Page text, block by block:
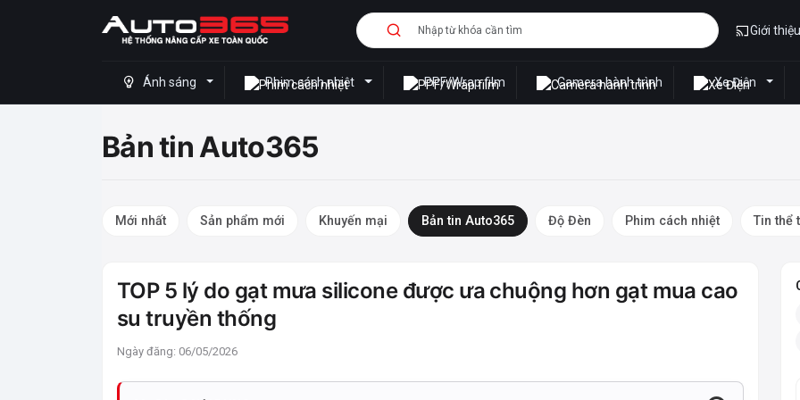
Giới thiệu
Ánh sáng Phim cách nhiệt PPF/Wrap film Camera hành trình Xe Điện
Bản tin Auto365
Mới nhất Sản phẩm mới Khuyến mại Bản tin Auto365 Độ Đèn Phim cách nhiệt Tin thể
TOP 5 lý do gạt mưa silicone được ưa chuộng hơn gạt mua cao
su truyền thống
Ngày đăng: 06/05/2026